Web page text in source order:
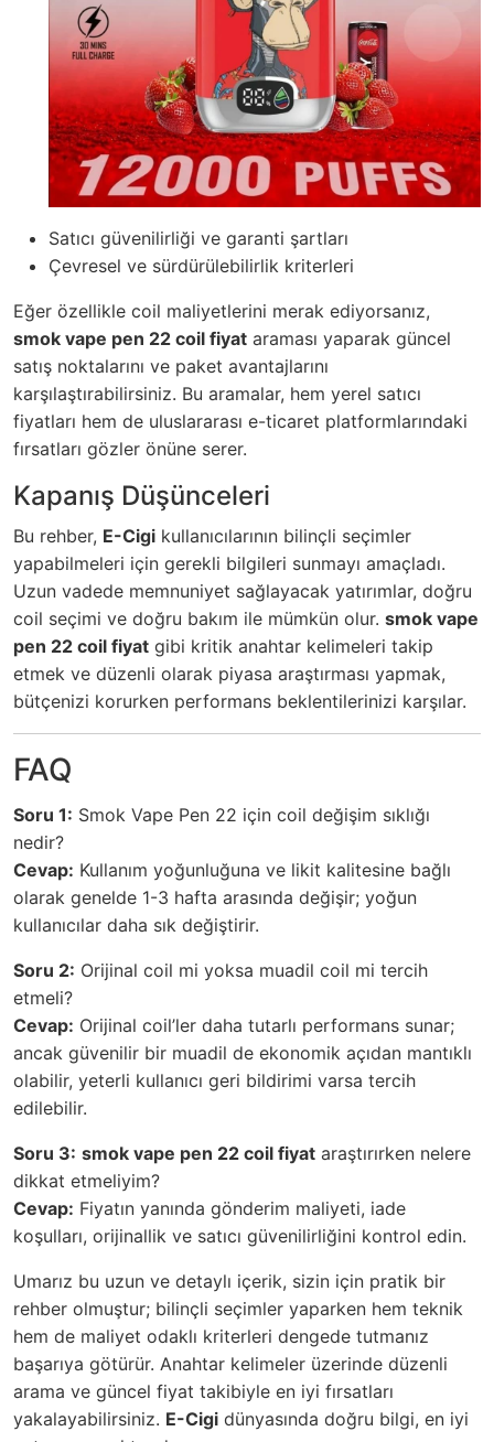
Satıcı güvenilirliği ve garanti şartları
Çevresel ve sürdürülebilirlik kriterleri
Eğer özellikle coil maliyetlerini merak ediyorsanız,
smok vape pen 22 coil fiyat araması yaparak güncel
satış noktalarını ve paket avantajlarını
karşılaştırabilirsiniz. Bu aramalar, hem yerel satıcı
fiyatları hem de uluslararası e-ticaret platformlarındaki
fırsatları gözler önüne serer.
Kapanış Düşünceleri
Bu rehber, E-Cigi kullanıcılarının bilinçli seçimler
yapabilmeleri için gerekli bilgileri sunmayı amaçladı.
Uzun vadede memnuniyet sağlayacak yatırımlar, doğru
coil seçimi ve doğru bakım ile mümkün olur. smok vape
pen 22 coil fiyat gibi kritik anahtar kelimeleri takip
etmek ve düzenli olarak piyasa araştırması yapmak,
bütçenizi korurken performans beklentilerinizi karşılar.
FAQ
Soru 1: Smok Vape Pen 22 için coil değişim sıklığı
nedir?
Cevap: Kullanım yoğunluğuna ve likit kalitesine bağlı
olarak genelde 1-3 hafta arasında değişir; yoğun
kullanıcılar daha sık değiştirir.
Soru 2: Orijinal coil mi yoksa muadil coil mi tercih
etmeli?
Cevap: Orijinal coil’ler daha tutarlı performans sunar;
ancak güvenilir bir muadil de ekonomik açıdan mantıklı
olabilir, yeterli kullanıcı geri bildirimi varsa tercih
edilebilir.
Soru 3: smok vape pen 22 coil fiyat araştırırken nelere
dikkat etmeliyim?
Cevap: Fiyatın yanında gönderim maliyeti, iade
koşulları, orijinallik ve satıcı güvenilirliğini kontrol edin.
Umarız bu uzun ve detaylı içerik, sizin için pratik bir
rehber olmuştur; bilinçli seçimler yaparken hem teknik
hem de maliyet odaklı kriterleri dengede tutmanız
başarıya götürür. Anahtar kelimeler üzerinde düzenli
arama ve güncel fiyat takibiyle en iyi fırsatları
yakalayabilirsiniz. E-Cigi dünyasında doğru bilgi, en iyi